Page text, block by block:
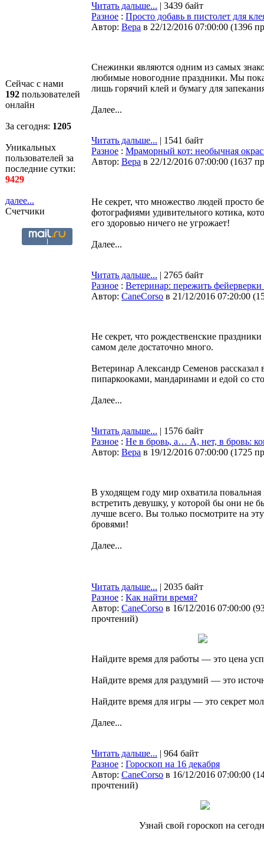
Сейчас с нами
192 пользователей
онлайн
За сегодня: 1205
Уникальных
пользователей за
последние сутки:
9429
далее...
Счетчики
Читать дальше... | 3439 байт
Разное : Просто добавь в пистолет для
Автор: Bepa в 22/12/2016 07:00:00 (1396
Снежинки являются одним из самых
любимые новогодние праздники. Мы
лишь горячий клей и бумагу для
Далее...
Читать дальше... | 1541 байт
Разное : Мраморный кот: необычная
Автор: Bepa в 22/12/2016 07:00:00 (1637
Не секрет, что множество людей просто
фотографиями удивительного котика,
его здоровью ничего не угрожает!
Далее...
Читать дальше... | 2765 байт
Разное : Ветеринар: пережить
Автор: CaneCorso в 21/12/2016 07:20:00 (
Не секрет, что рождественские
самом деле достаточно много.
Ветеринар Александр Семенов
пипаркооками, мандаринами и едой со
Далее...
Читать дальше... | 1576 байт
Разное : Не в бровь, а… А, нет, в бровь:
Автор: Bepa в 19/12/2016 07:00:00 (1725
В уходящем году мир охватила
встретить девушку, у которой бы они не
лучше всего. Вы только посмотрите на
бровями!
Далее...
Читать дальше... | 2035 байт
Разное : Как найти время?
Автор: CaneCorso в 16/12/2016 07:00:00 (
прочтений)
Найдите время для работы — это цена
Найдите время для раздумий — это
Найдите время для игры — это секрет
Далее...
Читать дальше... | 964 байт
Разное : Гороскоп на 16 декабря
Автор: CaneCorso в 16/12/2016 07:00:00 (
прочтений)
Узнай свой гороскоп на